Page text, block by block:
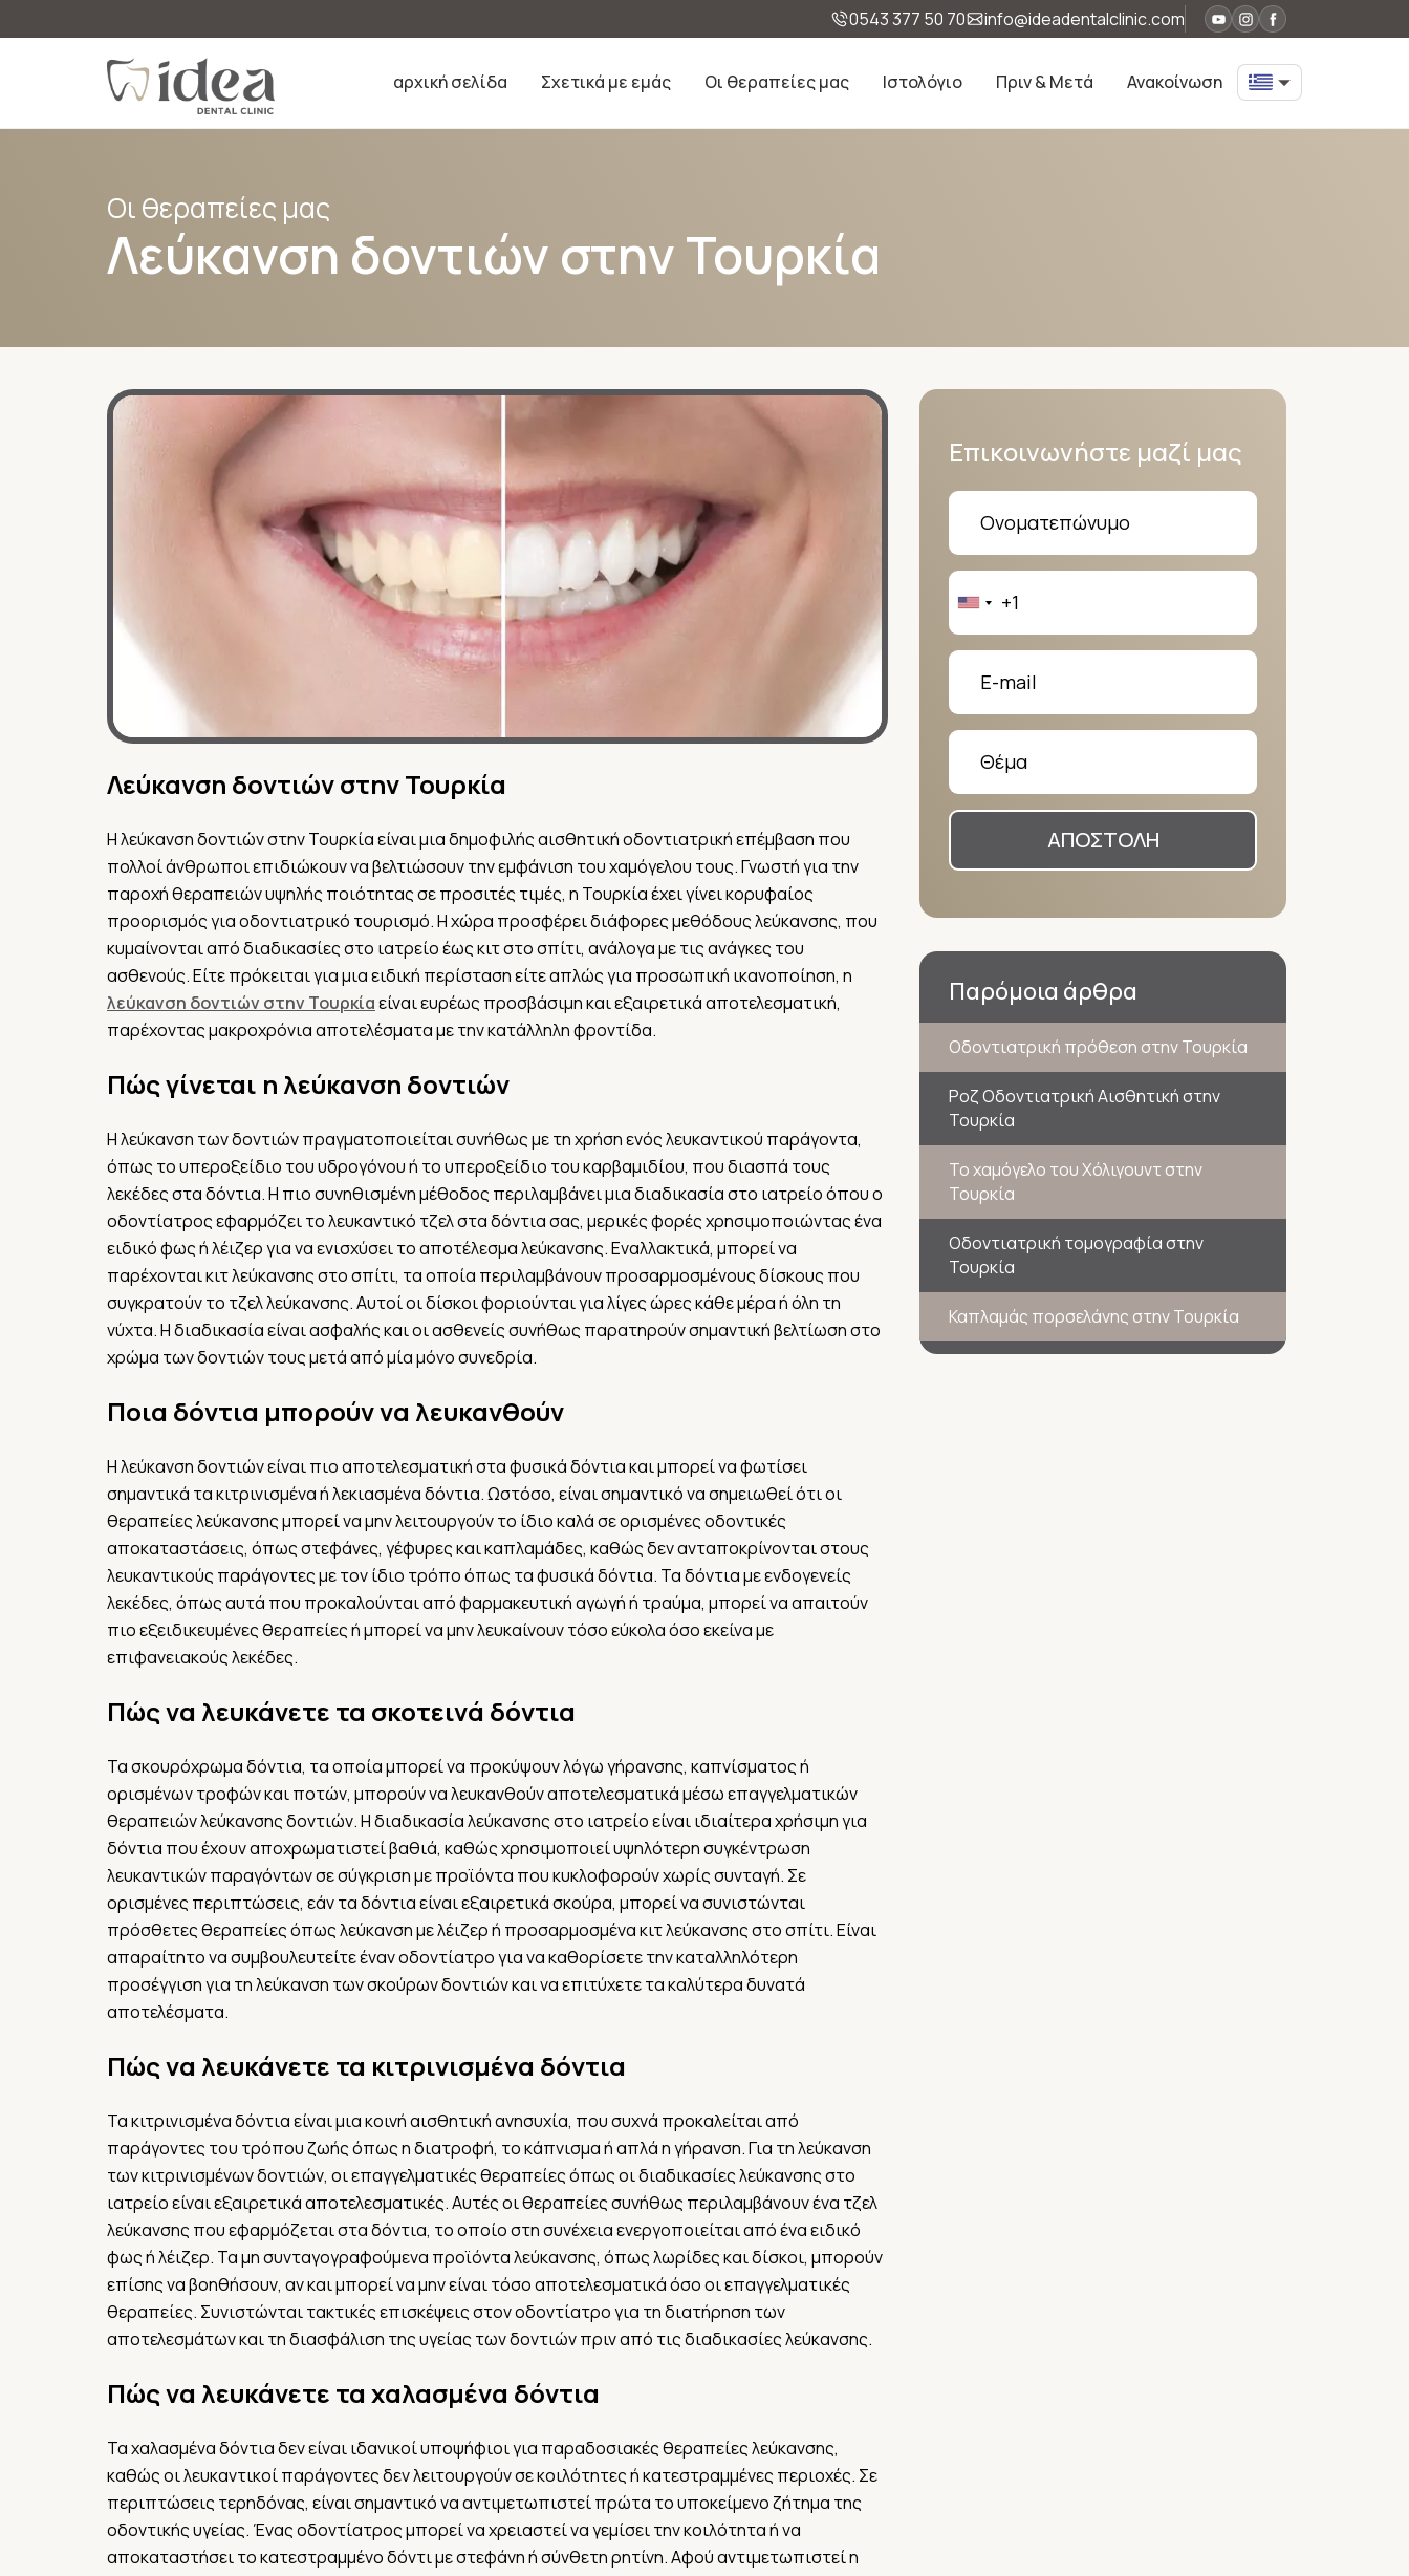
0543 377 50 70 info@ideadentalclinic.com
αρχική σελίδα Σχετικά με εμάς Οι θεραπείες μας Ιστολόγιο Πριν & Μετά Ανακοίνωση
Οι θεραπείες μας
Λεύκανση δοντιών στην Τουρκία
Λεύκανση δοντιών στην Τουρκία
Η λεύκανση δοντιών στην Τουρκία είναι μια δημοφιλής αισθητική οδοντιατρική επέμβαση που
πολλοί άνθρωποι επιδιώκουν να βελτιώσουν την εμφάνιση του χαμόγελου τους. Γνωστή για την
παροχή θεραπειών υψηλής ποιότητας σε προσιτές τιμές, η Τουρκία έχει γίνει κορυφαίος
προορισμός για οδοντιατρικό τουρισμό. Η χώρα προσφέρει διάφορες μεθόδους λεύκανσης, που
κυμαίνονται από διαδικασίες στο ιατρείο έως κιτ στο σπίτι, ανάλογα με τις ανάγκες του
ασθενούς. Είτε πρόκειται για μια ειδική περίσταση είτε απλώς για προσωπική ικανοποίηση, η
λεύκανση δοντιών στην Τουρκίαείναι ευρέως προσβάσιμη και εξαιρετικά αποτελεσματική,
παρέχοντας μακροχρόνια αποτελέσματα με την κατάλληλη φροντίδα.
Πώς γίνεται η λεύκανση δοντιών
Η λεύκανση των δοντιών πραγματοποιείται συνήθως με τη χρήση ενός λευκαντικού παράγοντα,
όπως το υπεροξείδιο του υδρογόνου ή το υπεροξείδιο του καρβαμιδίου, που διασπά τους
λεκέδες στα δόντια. Η πιο συνηθισμένη μέθοδος περιλαμβάνει μια διαδικασία στο ιατρείο όπου ο
οδοντίατρος εφαρμόζει το λευκαντικό τζελ στα δόντια σας, μερικές φορές χρησιμοποιώντας ένα
ειδικό φως ή λέιζερ για να ενισχύσει το αποτέλεσμα λεύκανσης. Εναλλακτικά, μπορεί να
παρέχονται κιτ λεύκανσης στο σπίτι, τα οποία περιλαμβάνουν προσαρμοσμένους δίσκους που
συγκρατούν το τζελ λεύκανσης. Αυτοί οι δίσκοι φοριούνται για λίγες ώρες κάθε μέρα ή όλη τη
νύχτα. Η διαδικασία είναι ασφαλής και οι ασθενείς συνήθως παρατηρούν σημαντική βελτίωση στο
χρώμα των δοντιών τους μετά από μία μόνο συνεδρία.
Ποια δόντια μπορούν να λευκανθούν
Η λεύκανση δοντιών είναι πιο αποτελεσματική στα φυσικά δόντια και μπορεί να φωτίσει
σημαντικά τα κιτρινισμένα ή λεκιασμένα δόντια. Ωστόσο, είναι σημαντικό να σημειωθεί ότι οι
θεραπείες λεύκανσης μπορεί να μην λειτουργούν το ίδιο καλά σε ορισμένες οδοντικές
αποκαταστάσεις, όπως στεφάνες, γέφυρες και καπλαμάδες, καθώς δεν ανταποκρίνονται στους
λευκαντικούς παράγοντες με τον ίδιο τρόπο όπως τα φυσικά δόντια. Τα δόντια με ενδογενείς
λεκέδες, όπως αυτά που προκαλούνται από φαρμακευτική αγωγή ή τραύμα, μπορεί να απαιτούν
πιο εξειδικευμένες θεραπείες ή μπορεί να μην λευκαίνουν τόσο εύκολα όσο εκείνα με
επιφανειακούς λεκέδες.
Πώς να λευκάνετε τα σκοτεινά δόντια
Τα σκουρόχρωμα δόντια, τα οποία μπορεί να προκύψουν λόγω γήρανσης, καπνίσματος ή
ορισμένων τροφών και ποτών, μπορούν να λευκανθούν αποτελεσματικά μέσω επαγγελματικών
θεραπειών λεύκανσης δοντιών. Η διαδικασία λεύκανσης στο ιατρείο είναι ιδιαίτερα χρήσιμη για
δόντια που έχουν αποχρωματιστεί βαθιά, καθώς χρησιμοποιεί υψηλότερη συγκέντρωση
λευκαντικών παραγόντων σε σύγκριση με προϊόντα που κυκλοφορούν χωρίς συνταγή. Σε
ορισμένες περιπτώσεις, εάν τα δόντια είναι εξαιρετικά σκούρα, μπορεί να συνιστώνται
πρόσθετες θεραπείες όπως λεύκανση με λέιζερ ή προσαρμοσμένα κιτ λεύκανσης στο σπίτι. Είναι
απαραίτητο να συμβουλευτείτε έναν οδοντίατρο για να καθορίσετε την καταλληλότερη
προσέγγιση για τη λεύκανση των σκούρων δοντιών και να επιτύχετε τα καλύτερα δυνατά
αποτελέσματα.
Πώς να λευκάνετε τα κιτρινισμένα δόντια
Τα κιτρινισμένα δόντια είναι μια κοινή αισθητική ανησυχία, που συχνά προκαλείται από
παράγοντες του τρόπου ζωής όπως η διατροφή, το κάπνισμα ή απλά η γήρανση. Για τη λεύκανση
των κιτρινισμένων δοντιών, οι επαγγελματικές θεραπείες όπως οι διαδικασίες λεύκανσης στο
ιατρείο είναι εξαιρετικά αποτελεσματικές. Αυτές οι θεραπείες συνήθως περιλαμβάνουν ένα τζελ
λεύκανσης που εφαρμόζεται στα δόντια, το οποίο στη συνέχεια ενεργοποιείται από ένα ειδικό
φως ή λέιζερ. Τα μη συνταγογραφούμενα προϊόντα λεύκανσης, όπως λωρίδες και δίσκοι, μπορούν
επίσης να βοηθήσουν, αν και μπορεί να μην είναι τόσο αποτελεσματικά όσο οι επαγγελματικές
θεραπείες. Συνιστώνται τακτικές επισκέψεις στον οδοντίατρο για τη διατήρηση των
αποτελεσμάτων και τη διασφάλιση της υγείας των δοντιών πριν από τις διαδικασίες λεύκανσης.
Πώς να λευκάνετε τα χαλασμένα δόντια
Τα χαλασμένα δόντια δεν είναι ιδανικοί υποψήφιοι για παραδοσιακές θεραπείες λεύκανσης,
καθώς οι λευκαντικοί παράγοντες δεν λειτουργούν σε κοιλότητες ή κατεστραμμένες περιοχές. Σε
περιπτώσεις τερηδόνας, είναι σημαντικό να αντιμετωπιστεί πρώτα το υποκείμενο ζήτημα της
οδοντικής υγείας. Ένας οδοντίατρος μπορεί να χρειαστεί να γεμίσει την κοιλότητα ή να
αποκαταστήσει το κατεστραμμένο δόντι με στεφάνη ή σύνθετη ρητίνη. Αφού αντιμετωπιστεί η
Επικοινωνήστε μαζί μας
ΑΠΟΣΤΟΛΗ
Παρόμοια άρθρα
Οδοντιατρική πρόθεση στην Τουρκία
Ροζ Οδοντιατρική Αισθητική στην
Τουρκία
Το χαμόγελο του Χόλιγουντ στην
Τουρκία
Οδοντιατρική τομογραφία στην
Τουρκία
Καπλαμάς πορσελάνης στην Τουρκία